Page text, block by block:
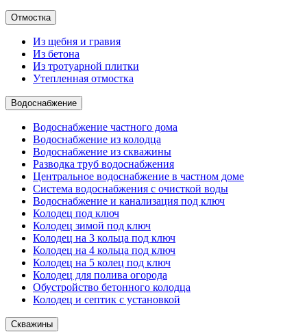
Отмостка
Из щебня и гравия
Из бетона
Из тротуарной плитки
Утепленная отмостка
Водоснабжение
Водоснабжение частного дома
Водоснабжение из колодца
Водоснабжение из скважины
Разводка труб водоснабжения
Центральное водоснабжение в частном доме
Система водоснабжения с очисткой воды
Водоснабжение и канализация под ключ
Колодец под ключ
Колодец зимой под ключ
Колодец на 3 кольца под ключ
Колодец на 4 кольца под ключ
Колодец на 5 колец под ключ
Колодец для полива огорода
Обустройство бетонного колодца
Колодец и септик с установкой
Скважины